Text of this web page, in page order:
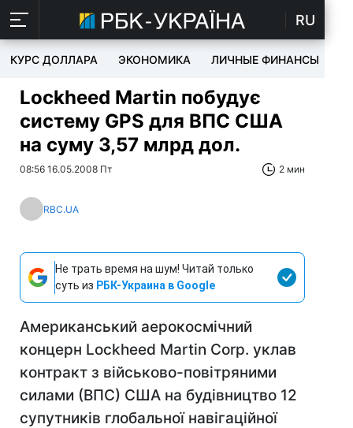
RU
КУРС ДОЛЛАРА ЭКОНОМИКА ЛИЧНЫЕ ФИНАНСЫ
Lockheed Martin побудує
систему GPS для ВПС США
на суму 3,57 млрд дол.
08:56 16.05.2008 Пт 2 мин
RBC.UA
Не трать время на шум! Читай только
суть из РБК-Украина в Google
Американський аерокосмічний
концерн Lockheed Martin Corp. уклав
контракт з військово-повітряними
силами (ВПС) США на будівництво 12
супутників глобальної навігаційної